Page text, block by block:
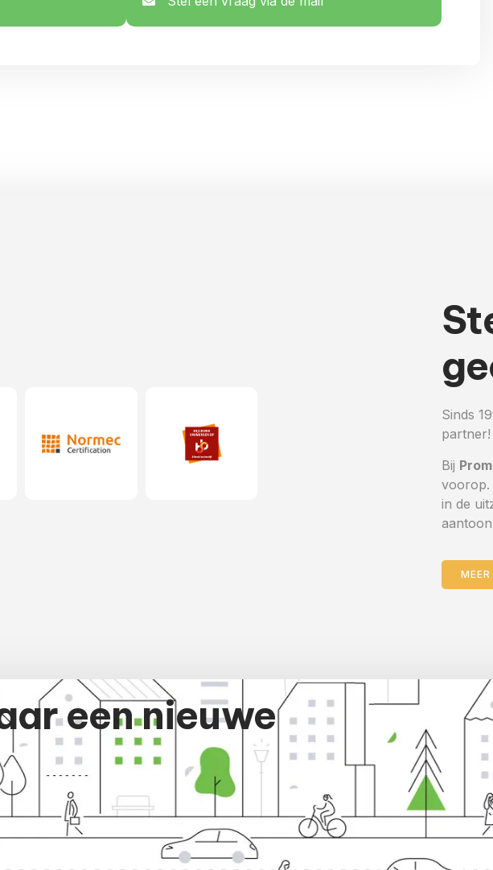
Sinds
Bij
voorop.
in de
een nieuwe